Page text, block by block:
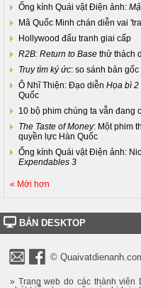
Ống kính Quái vật Điện ảnh:
Mã Quốc Minh chán diễn vai
Hollywood đấu tranh giai cấp
R2B: Return to Base thử thách
Truy tìm ký ức: so sánh bản
Ô Nhĩ Thiện: Đạo diễn Họa bì 2
Quốc
10 bộ phim chúng ta vẫn đang
The Taste of Money: Một phim
quyền lực Hàn Quốc
Ống kính Quái vật Điện ảnh:
Expendables 3
« Mới hơn
BẢN DESKTOP
©
» Trang web do các thành